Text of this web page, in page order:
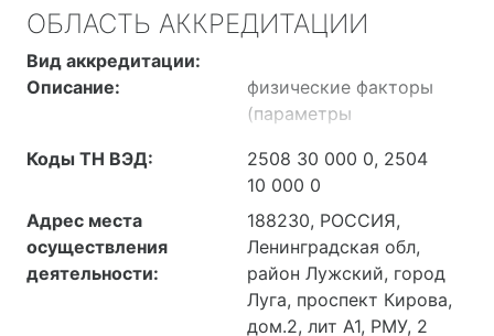
ОБЛАСТЬ АККРЕДИТАЦИИ
Вид аккредитации:
Описание:
физические факторы
(параметры
среда, шум)
производственной
(рабочей) среды,
химические факторы
воздуха рабочей зоны,
атмосферный воздух,
глина огнеупорная, глина
Коды ТН ВЭД:
2508 30 000 0, 2504
10 000 0
Адрес места
осуществления
деятельности:
188230, РОССИЯ,
Ленинградская обл,
район Лужский, город
Луга, проспект Кирова,
дом.2, лит А1, РМУ, 2